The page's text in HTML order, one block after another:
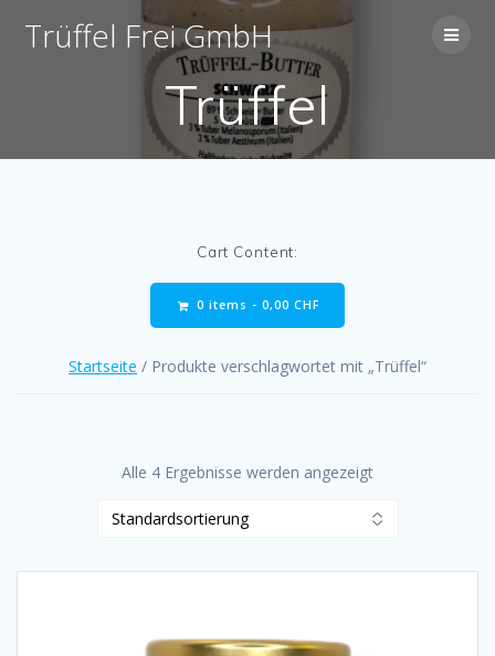
Skip
to
content
Trüffel FreiGmbH
Trüffel
Cart Content:
0 items - 0,00 CHF
Startseite / Produkte verschlagwortet mit „Trüffel“
Alle 4 Ergebnisse werden angezeigt